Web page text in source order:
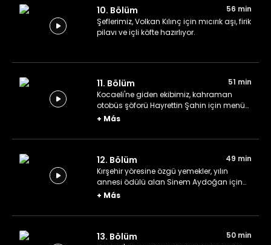
10. Bölüm
56 min
Şeflerimiz, Volkan Kılınç için mıcırık aşı, firik
pilavı ve içli köfte hazırlıyor.
11. Bölüm
51 min
Kocaeli'ne giden ekibimiz, kahraman
otobüs şöforü Hayrettin Şahin için menü
oluşturuyor.
+ Más
12. Bölüm
49 min
Kırşehir yöresine özgü yemekler, yılın
annesi ödülü alan Sinem Aydoğan için
hazırlanıyor.
+ Más
13. Bölüm
50 min